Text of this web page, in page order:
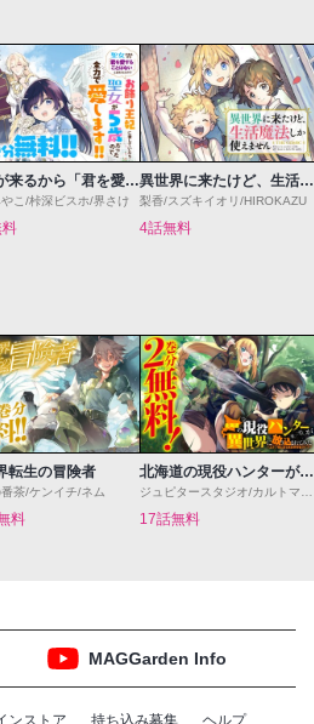
聖女が来るから「君を愛することはない」と言われたのでお飾り王妃に徹していたら、聖女が5歳だったので全力で愛します!!
こ/桛深ビスホ/界さけ
異世界に来たけど、生活魔法しか使えません THE COMIC
梨香/スズキイオリ/HIROKAZU
4話無料
転生の冒険者
番茶/ケンイチ/ネム
料
北海道の現役ハンターが異世界に放り込まれてみた 〜エルフ嫁と巡る異世界狩猟ライフ〜
ジュピタースタジオ/カルトマ/夕薙
17話無料
MAGGarden Info